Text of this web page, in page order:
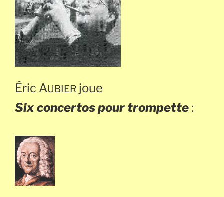
Éric AUBIER joue
Six concertos pour trompette :